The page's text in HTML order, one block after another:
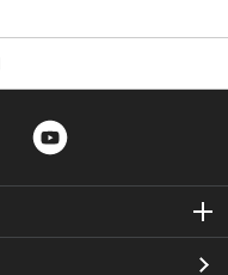
Twitter